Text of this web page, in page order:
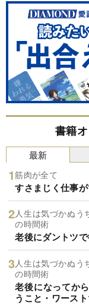
書籍
最新
筋肉が全て
すさまじく仕事
人生は気づかぬう
の時間術
老後にダントツ
人生は気づかぬう
の時間術
老後になってか
うこと・ワースト